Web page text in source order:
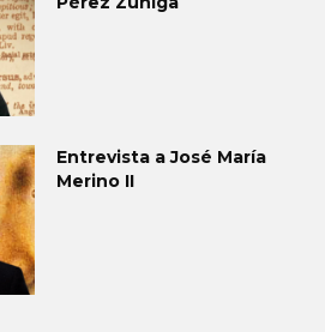
Entrevista a José María
Merino II